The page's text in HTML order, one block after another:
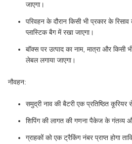
जाएगा।
परिवहन के दौरान किसी भी प्रकार के
प्लास्टिक बैग में रखा जाएगा।
बॉक्स पर उत्पाद का नाम, मात्रा और
लेबल लगाया जाएगा।
नौवहन:
समुद्री नाव की बैटरी एक प्रतिष्ठित
शिपिंग की लागत की गणना पैकेज के गंतव्य
ग्राहकों को एक ट्रैकिंग नंबर प्राप्त होगा